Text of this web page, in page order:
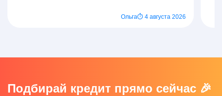
Ольга⏱ 4 августа 2026
Подбирай кредит прямо сейчас 🎉